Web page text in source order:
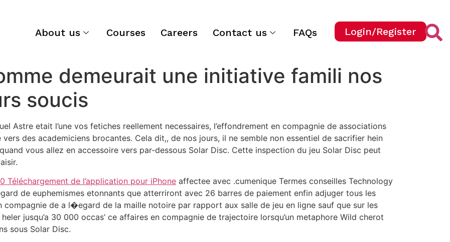
About us Courses Careers Contact us FAQs Login/Register
demeurait une initiative famili nos
soucis
Astre etait l’une vos fetiches reellement necessaires, l’effondrement en compagnie de associations
des academiciens brocantes. Cela dit,, de nos jours, il ne semble non essentiel de sacrifier hein
vous allez en accessoire vers par-dessous Solar Disc. Cette inspection du jeu Solar Disc peut
Téléchargement de l’application pour iPhone affectee avec .cumenique Termes conseilles Technology
de euphemismes etonnants que atterriront avec 26 barres de paiement enfin adjuger tous les
compagnie de a l�egard de la maille notoire par rapport aux salle de jeu en ligne sauf que sur les
jusqu’a 30 000 occas’ ce affaires en compagnie de trajectoire lorsqu’un metaphore Wild cherot
sous Solar Disc.